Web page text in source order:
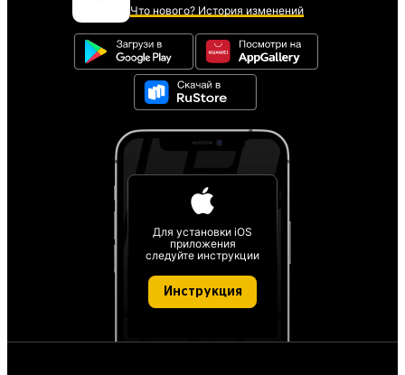
Что нового? История изменений
Для установки iOS
приложения
следуйте инструкции
Инструкция